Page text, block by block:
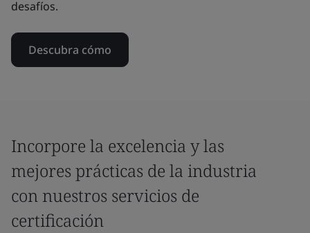
desafíos.
Descubra cómo
Incorpore la excelencia y las
mejores prácticas de la industria
con nuestros servicios de
certificación